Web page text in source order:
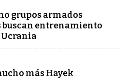
grupos armados
entrenamiento
Ucrania
más Hayek